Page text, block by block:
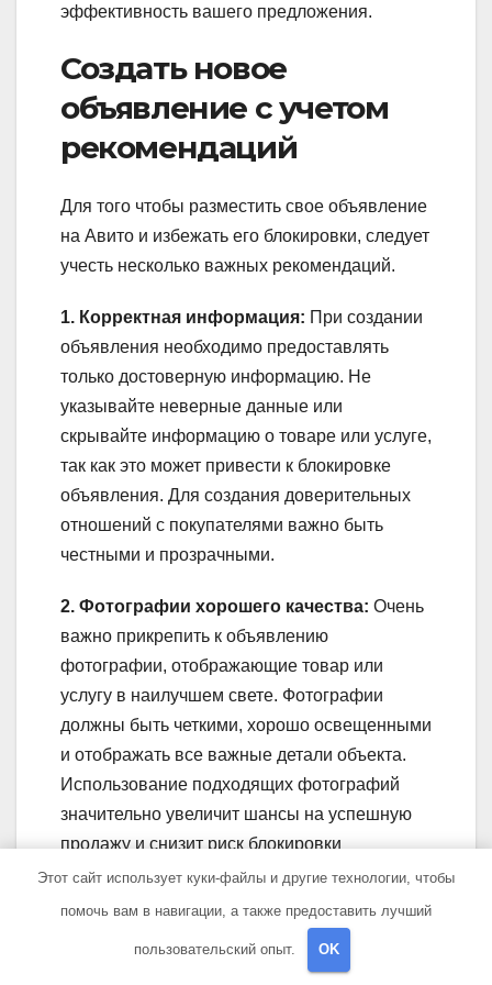
эффективность вашего предложения.
Создать новое
объявление с учетом
рекомендаций
Для того чтобы разместить свое объявление
на Авито и избежать его блокировки, следует
учесть несколько важных рекомендаций.
1. Корректная информация: При создании
объявления необходимо предоставлять
только достоверную информацию. Не
указывайте неверные данные или
скрывайте информацию о товаре или услуге,
так как это может привести к блокировке
объявления. Для создания доверительных
отношений с покупателями важно быть
честными и прозрачными.
2. Фотографии хорошего качества: Очень
важно прикрепить к объявлению
фотографии, отображающие товар или
услугу в наилучшем свете. Фотографии
должны быть четкими, хорошо освещенными
и отображать все важные детали объекта.
Использование подходящих фотографий
значительно увеличит шансы на успешную
продажу и снизит риск блокировки
объявления.
3. Четкое описание:
Описание товара или
услуги должно быть четким, полным и
Этот сайт использует куки-файлы и другие технологии, чтобы
помочь вам в навигации, а также предоставить лучший
пользовательский опыт. OK